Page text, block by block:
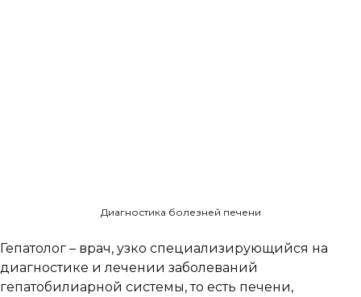
Диагностика болезней печени
Гепатолог – врач, узко специализирующийся на
диагностике и лечении заболеваний
гепатобилиарной системы, то есть печени,